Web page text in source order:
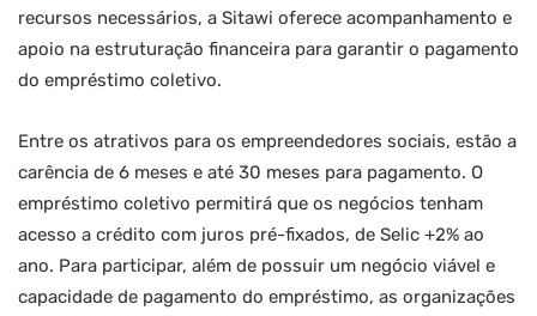
recursos necessários, a Sitawi oferece acompanhamento e
apoio na estruturação financeira para garantir o pagamento
do empréstimo coletivo.
Entre os atrativos para os empreendedores sociais, estão a
carência de 6 meses e até 30 meses para pagamento. O
empréstimo coletivo permitirá que os negócios tenham
acesso a crédito com juros pré-fixados, de Selic +2% ao
ano. Para participar, além de possuir um negócio viável e
capacidade de pagamento do empréstimo, as organizações